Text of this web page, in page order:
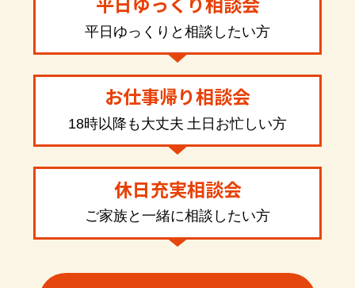
平日ゆっくりと相談したい方
お仕事帰り相談会
18時以降も大丈夫 土日お忙しい方
休日充実相談会
ご家族と一緒に相談したい方